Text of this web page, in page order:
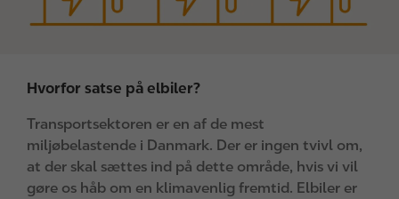
Hvorfor satse på elbiler?
Transportsektoren er en af de mest
miljøbelastende i Danmark. Der er ingen tvivl om,
at der skal sættes ind på dette område, hvis vi vil
gøre os håb om en klimavenlig fremtid. Elbiler er